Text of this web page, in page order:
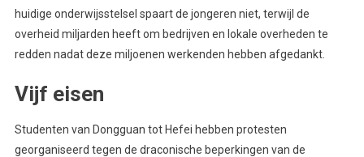
huidige onderwijsstelsel spaart de jongeren niet, terwijl de
overheid miljarden heeft om bedrijven en lokale overheden te
redden nadat deze miljoenen werkenden hebben afgedankt.
Vijf eisen
Studenten van Dongguan tot Hefei hebben protesten
georganiseerd tegen de draconische beperkingen van de